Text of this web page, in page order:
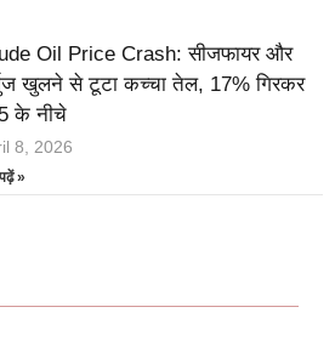
Oil Price Crash: सीजफायर और
खुलने से टूटा कच्चा तेल, 17% गिरकर
के नीचे
8, 2026
»